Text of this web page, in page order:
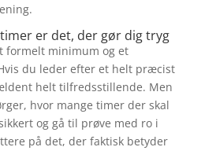
er det, der gør dig tryg
formelt minimum og et
du leder efter et helt præcist
helt tilfredsstillende. Men
hvor mange timer der skal
og gå til prøve med ro i
på det, der faktisk betyder